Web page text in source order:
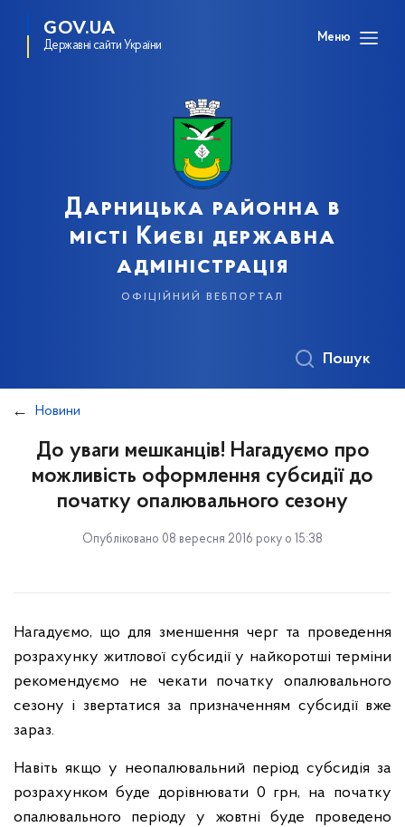
GOV.UA
Державні сайти України
Меню
Дарницька районна в
місті Києві державна
адміністрація
офіційний вебпортал
Пошук
Новини
До уваги мешканців! Нагадуємо про
можливість оформлення субсидії до
початку опалювального сезону
Опубліковано 08 вересня 2016 року о 15:38
Нагадуємо, що для зменшення черг та проведення
розрахунку житлової субсидії у найкоротші терміни
рекомендуємо не чекати початку опалювального
сезону і звертатися за призначенням субсидії вже
зараз.
Навіть якщо у неопалювальний період субсидія за
розрахунком буде дорівнювати 0 грн, на початку
опалювального періоду у жовтні буде проведено